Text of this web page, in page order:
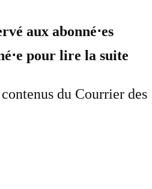
aux abonné⋅es
pour lire la suite
du Courrier des